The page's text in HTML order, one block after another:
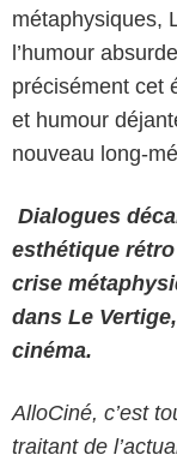
métaphysiques,
l’humour
précisément cet
et humour
nouveau long-
Dialogues
esthétique
crise
dans Le
cinéma.
AlloCiné, c’est
traitant de